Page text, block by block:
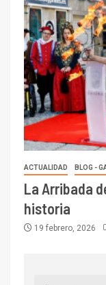
ACTUALIDAD BLOG -
La Arribada
historia
19 febrero, 2026